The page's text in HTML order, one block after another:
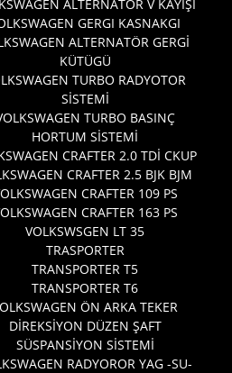
ALTERNATÖR V KAYIŞI
GERGI KASNAKGI
ALTERNATÖR GERGİ
KÜTÜGÜ
TURBO RADYOTOR
SİSTEMİ
TURBO BASINÇ
HORTUM SİSTEMİ
CRAFTER 2.0 TDİ CKUP
CRAFTER 2.5 BJK BJM
CRAFTER 109 PS
CRAFTER 163 PS
VOLKSWSGEN LT 35
TRASPORTER
TRANSPORTER T5
TRANSPORTER T6
ÖN ARKA TEKER
DİREKSİYON DÜZEN ŞAFT
SÜSPANSİYON SİSTEMİ
RADYOROR YAG -SU-